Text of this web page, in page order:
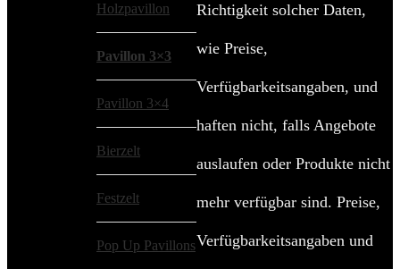
Holzpavillon
Pavillon 3×3
Pavillon 3×4
Bierzelt
Festzelt
Pop Up Pavillons
Richtigkeit solcher Daten,
wie Preise,
Verfügbarkeitsangaben, und
haften nicht, falls Angebote
auslaufen oder Produkte nicht
mehr verfügbar sind. Preise,
Verfügbarkeitsangaben und